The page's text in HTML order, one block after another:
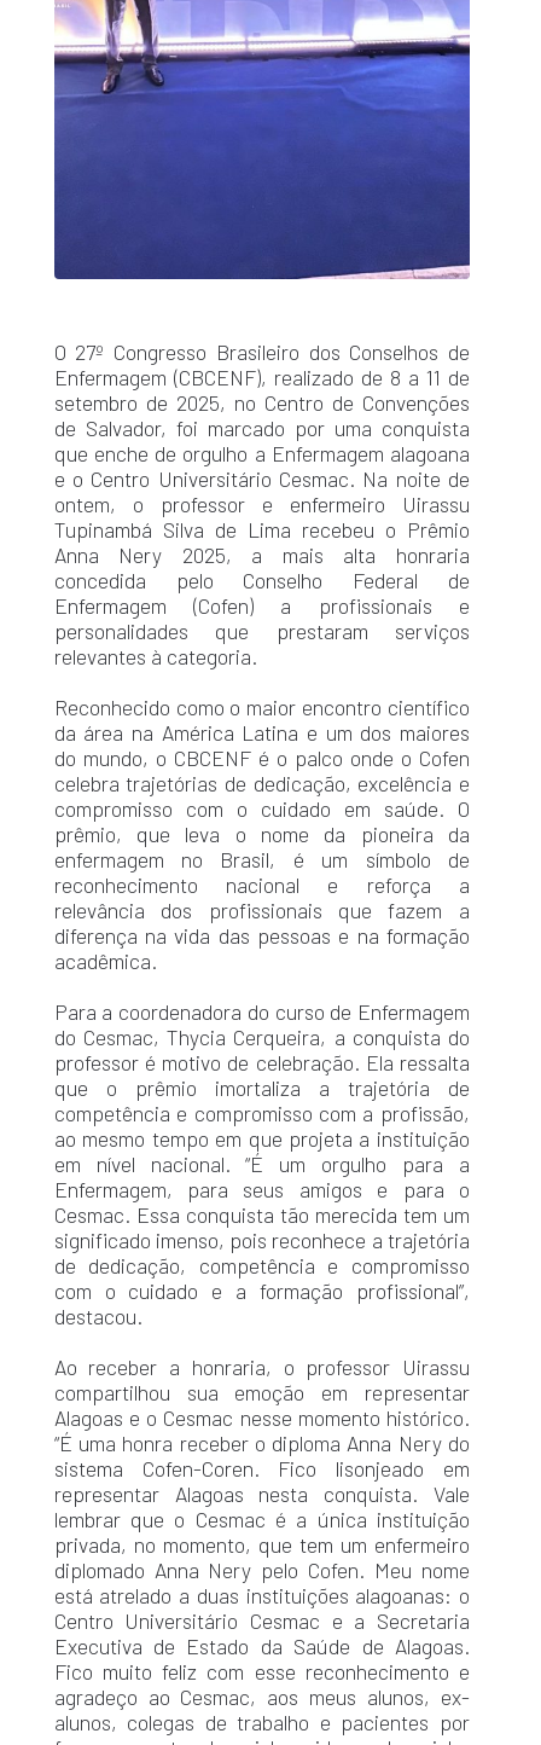
O 27º Congresso Brasileiro dos Conselhos de
Enfermagem (CBCENF), realizado de 8 a 11 de
setembro de 2025, no Centro de Convenções
de Salvador, foi marcado por uma conquista
que enche de orgulho a Enfermagem alagoana
e o Centro Universitário Cesmac. Na noite de
ontem, o professor e enfermeiro Uirassu
Tupinambá Silva de Lima recebeu o Prêmio
Anna Nery 2025, a mais alta honraria
concedida pelo Conselho Federal de
Enfermagem (Cofen) a profissionais e
personalidades que prestaram serviços
relevantes à categoria.
Reconhecido como o maior encontro científico
da área na América Latina e um dos maiores
do mundo, o CBCENF é o palco onde o Cofen
celebra trajetórias de dedicação, excelência e
compromisso com o cuidado em saúde. O
prêmio, que leva o nome da pioneira da
enfermagem no Brasil, é um símbolo de
reconhecimento nacional e reforça a
relevância dos profissionais que fazem a
diferença na vida das pessoas e na formação
acadêmica.
Para a coordenadora do curso de Enfermagem
do Cesmac, Thycia Cerqueira, a conquista do
professor é motivo de celebração. Ela ressalta
que o prêmio imortaliza a trajetória de
competência e compromisso com a profissão,
ao mesmo tempo em que projeta a instituição
em nível nacional. “É um orgulho para a
Enfermagem, para seus amigos e para o
Cesmac. Essa conquista tão merecida tem um
significado imenso, pois reconhece a trajetória
de dedicação, competência e compromisso
com o cuidado e a formação profissional”,
destacou.
Ao receber a honraria, o professor Uirassu
compartilhou sua emoção em representar
Alagoas e o Cesmac nesse momento histórico.
“É uma honra receber o diploma Anna Nery do
sistema Cofen-Coren. Fico lisonjeado em
representar Alagoas nesta conquista. Vale
lembrar que o Cesmac é a única instituição
privada, no momento, que tem um enfermeiro
diplomado Anna Nery pelo Cofen. Meu nome
está atrelado a duas instituições alagoanas: o
Centro Universitário Cesmac e a Secretaria
Executiva de Estado da Saúde de Alagoas.
Fico muito feliz com esse reconhecimento e
agradeço ao Cesmac, aos meus alunos, ex-
alunos, colegas de trabalho e pacientes por